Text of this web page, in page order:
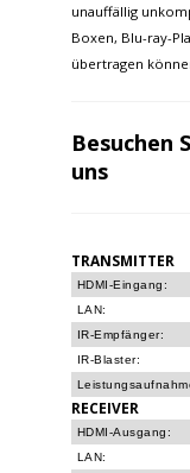
unauffällig
Boxen, Blu-ray-
übertragen
Besuchen
uns
TRANSMITTER
HDMI-Eingang:
LAN:
IR-Empfänger:
IR-Blaster:
RECEIVER
HDMI-Ausgang:
LAN: